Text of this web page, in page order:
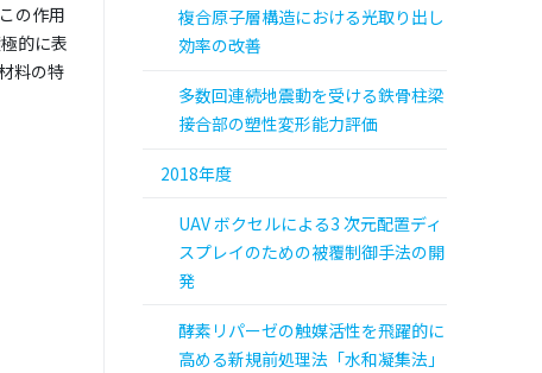
の作用
的に表
料の特
複合原子層構造における光取り出し
効率の改善
多数回連続地震動を受ける鉄骨柱梁
接合部の塑性変形能力評価
2018年度
UAV ボクセルによる3 次元配置ディ
スプレイのための被覆制御手法の開
発
酵素リパーゼの触媒活性を飛躍的に
高める新規前処理法「水和凝集法」